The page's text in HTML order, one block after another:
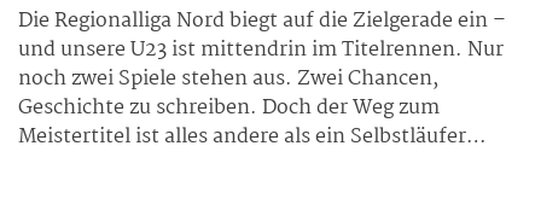
Die Regionalliga Nord biegt auf die Zielgerade ein –
und unsere U23 ist mittendrin im Titelrennen. Nur
noch zwei Spiele stehen aus. Zwei Chancen,
Geschichte zu schreiben. Doch der Weg zum
Meistertitel ist alles andere als ein Selbstläufer…